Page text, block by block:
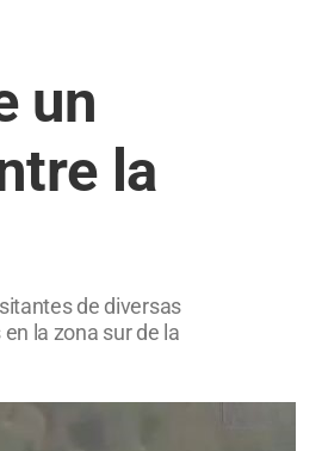
un
la
de diversas
la zona sur de la